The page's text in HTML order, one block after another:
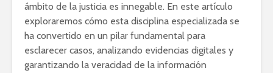
ámbito de la justicia es innegable. En este artículo
exploraremos cómo esta disciplina especializada se
ha convertido en un pilar fundamental para
esclarecer casos, analizando evidencias digitales y
garantizando la veracidad de la información